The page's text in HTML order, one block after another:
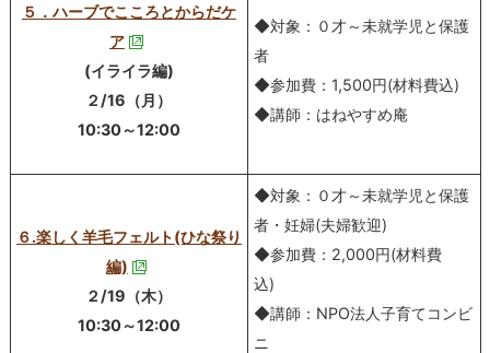
５．ハーブでこころとからだケ
ア
(イライラ編)
２/16（月）
10:30～12:00
◆対象：０才～未就学児と保護
者
◆参加費：1,500円(材料費込)
◆講師：はねやすめ庵
６.楽しく羊毛フェルト(ひな祭り
編)
２/19（木）
10:30～12:00
◆対象：０才～未就学児と保護
者・妊婦(夫婦歓迎)
◆参加費：2,000円(材料費
込)
◆講師：NPO法人子育てコンビ
ニ